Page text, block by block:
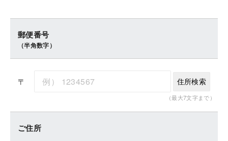
郵便番号
（半角数字）
〒
（最大7文字まで）
住所検索
ご住所